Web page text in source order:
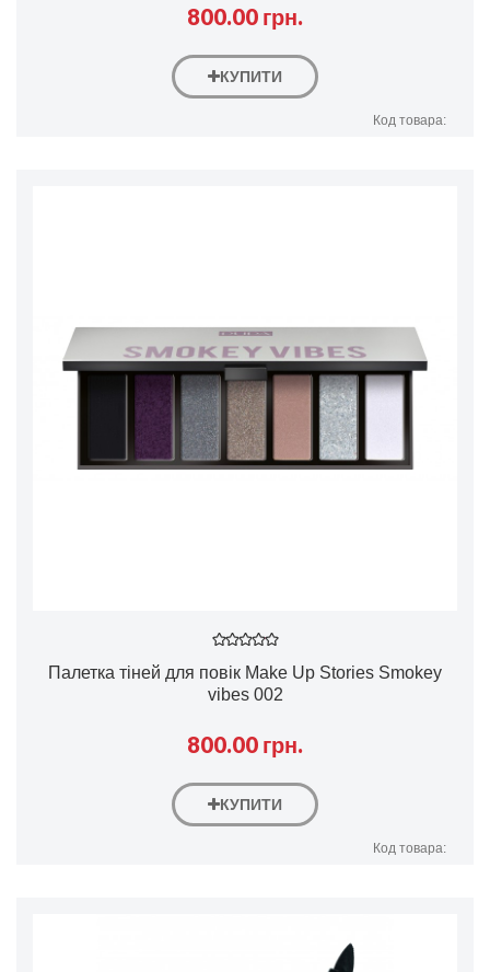
800.00 грн.
КУПИТИ
Код товара:
Палетка тіней для повік Make Up Stories Smokey
vibes 002
800.00 грн.
КУПИТИ
Код товара: